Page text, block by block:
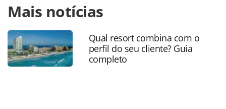
https://www.panrotas.com.br/noticia-
turismo/destinos/2015/09/geracao-millennials-prefere-
viajar-sozinha-diz-pesquisa_118416.html ou as ferramentas
oferecidas na página. Todo o conteúdo produzido pela
PANROTAS Editora é protegido pela legislação brasileira
sobre direito autoral. Não reproduza o conteúdo sem
Mais notícias
Qual resort combina com o
perfil do seu cliente? Guia
completo